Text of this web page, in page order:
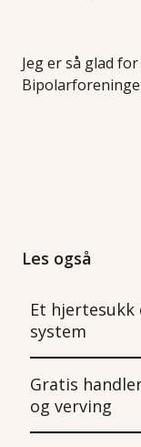
Jeg er så glad
Les også
Et hjertesukk
system
Gratis
og verving